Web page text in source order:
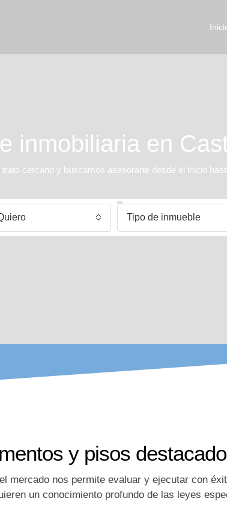
inmobiliaria en
cercano y buscamos asesorarte desde el inicio
Tipo de inmueble
y pisos
mercado nos permite evaluar y ejecutar con
un conocimiento profundo de las leyes